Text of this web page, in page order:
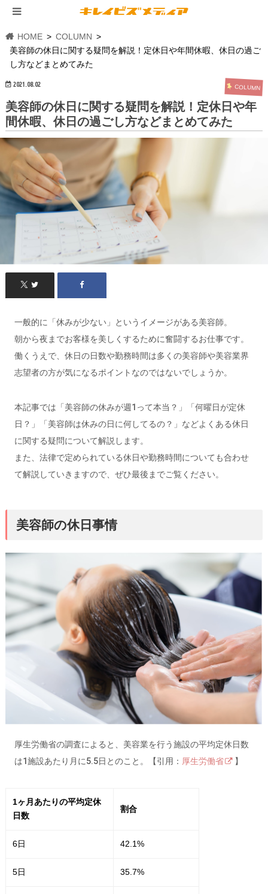
HOME
COLUMN
美容師の休日に関する疑問を解説！定休日や年間休暇、休日の過ご
し方などまとめてみた
2021.08.02 COLUMN
美容師の休日に関する疑問を解説！定休日や年
間休暇、休日の過ごし方などまとめてみた
一般的に「休みが少ない」というイメージがある美容師。
朝から夜までお客様を美しくするために奮闘するお仕事です。
働くうえで、休日の日数や勤務時間は多くの美容師や美容業界
志望者の方が気になるポイントなのではないでしょうか。
本記事では「美容師の休みが週1って本当？」「何曜日が定休
日？」「美容師は休みの日に何してるの？」などよくある休日
に関する疑問について解説します。
また、法律で定められている休日や勤務時間についても合わせ
て解説していきますので、ぜひ最後までご覧ください。
美容師の休日事情
厚生労働省の調査によると、美容業を行う施設の平均定休日数
は1施設あたり月に5.5日とのこと。【引用： 厚生労働省 】
1ヶ月あたりの平均定休
日数
割合
6日 42.1%
5日 35.7%